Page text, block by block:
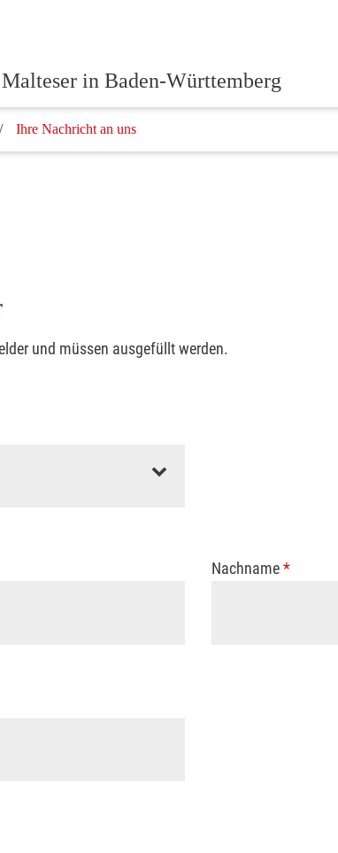
in Baden-Württemberg
Ihre Nachricht an uns
und müssen ausgefüllt werden.
Nachname*